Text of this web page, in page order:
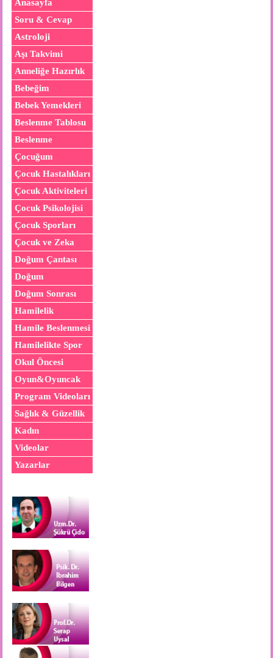
Anasayfa
Soru & Cevap
Astroloji
Aşı Takvimi
Anneliğe Hazırlık
Bebeğim
Bebek Yemekleri
Beslenme Tablosu
Beslenme
Çocuğum
Çocuk Hastalıkları
Çocuk Aktiviteleri
Çocuk Psikolojisi
Çocuk Sporları
Çocuk ve Zeka
Doğum Çantası
Doğum
Doğum Sonrası
Hamilelik
Hamile Beslenmesi
Hamilelikte Spor
Okul Öncesi
Oyun&Oyuncak
Program Videoları
Sağlık & Güzellik
Kadın
Videolar
Yazarlar